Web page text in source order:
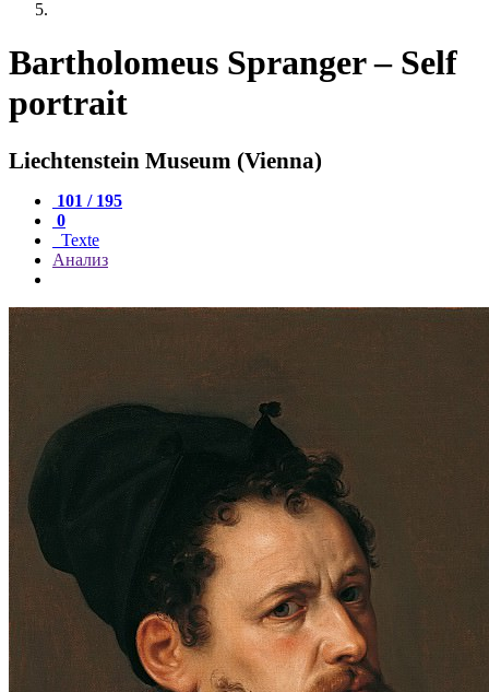
Bartholomeus Spranger – Self
portrait
Liechtenstein Museum (Vienna)
101 / 195
0
Texte
Анализ